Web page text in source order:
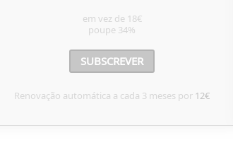
em vez de 18€
poupe 34%
SUBSCREVER
Renovação automática a cada 3 meses por 12€